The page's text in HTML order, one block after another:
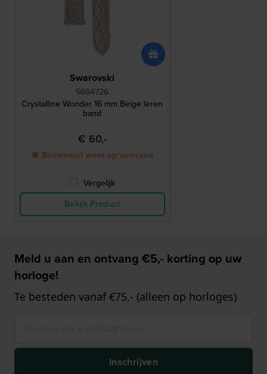
Swarovski
5664726
Crystalline Wonder 16 mm Beige leren
band
€ 60,-
● Binnenkort weer op voorraad
Vergelijk
Bekijk Product
Meld u aan en ontvang €5,- korting op uw
horloge!
Te besteden vanaf €75,- (alleen op horloges)
Inschrijven